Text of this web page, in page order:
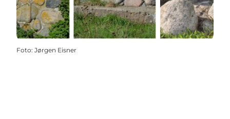
Foto: Jørgen Eisner